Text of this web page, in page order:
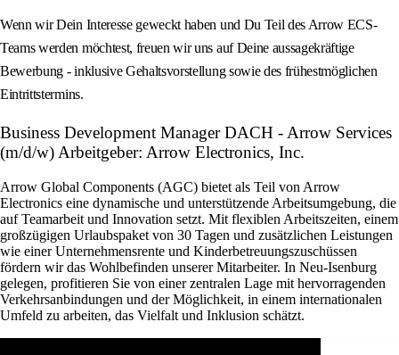
Wenn wir Dein Interesse geweckt haben und Du Teil des Arrow ECS-
Teams werden möchtest, freuen wir uns auf Deine aussagekräftige
Bewerbung - inklusive Gehaltsvorstellung sowie des frühestmöglichen
Eintrittstermins.
Business Development Manager DACH - Arrow Services
(m/d/w) Arbeitgeber: Arrow Electronics, Inc.
Arrow Global Components (AGC) bietet als Teil von Arrow
Electronics eine dynamische und unterstützende Arbeitsumgebung, die
auf Teamarbeit und Innovation setzt. Mit flexiblen Arbeitszeiten, einem
großzügigen Urlaubspaket von 30 Tagen und zusätzlichen Leistungen
wie einer Unternehmensrente und Kinderbetreuungszuschüssen
fördern wir das Wohlbefinden unserer Mitarbeiter. In Neu-Isenburg
gelegen, profitieren Sie von einer zentralen Lage mit hervorragenden
Verkehrsanbindungen und der Möglichkeit, in einem internationalen
Umfeld zu arbeiten, das Vielfalt und Inklusion schätzt.